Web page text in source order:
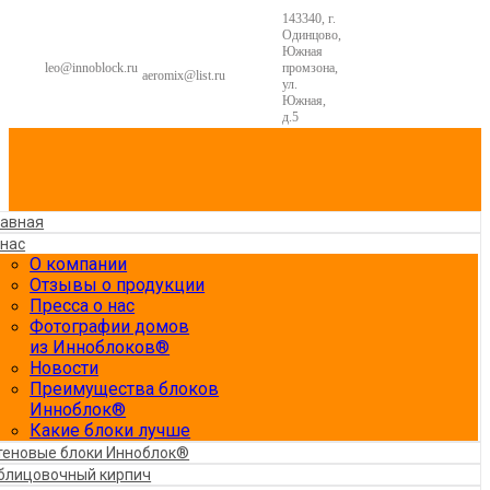
leo@innoblock.ru aeromix@list.ru
143340, г.
Одинцово,
Южная
промзона,
ул.
Южная,
д.5
О компании
Отзывы о продукции
Пресса о нас
Фотографии домов
из Инноблоков®
Новости
Преимущества блоков
Инноблок®
Какие блоки лучше
блоки Инноблок®
кирпич